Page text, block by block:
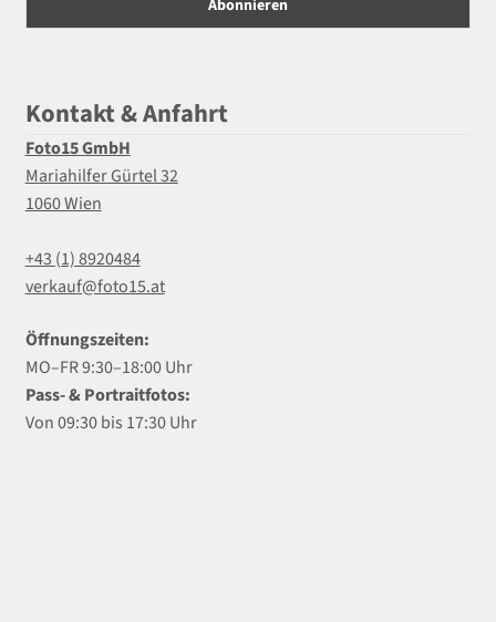
Kontakt & Anfahrt
Foto15 GmbH
Mariahilfer Gürtel 32
1060 Wien
+43 (1) 8920484
verkauf@foto15.at
Öffnungszeiten:
MO–FR 9:30–18:00 Uhr
Pass- & Portraitfotos:
Von 09:30 bis 17:30 Uhr